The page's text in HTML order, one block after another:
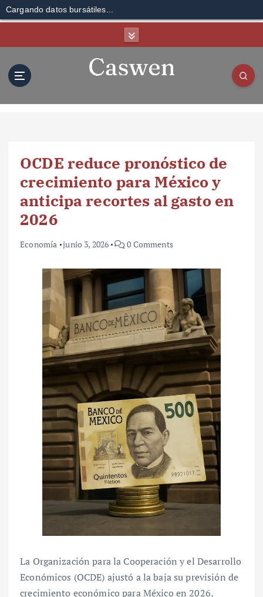
Cargando datos bursátiles...
OCDE reduce pronóstico de
crecimiento para México y
anticipa recortes al gasto en
2026
Economía junio 3, 2026 0 Comments
La Organización para la Cooperación y el Desarrollo
Económicos (OCDE) ajustó a la baja su previsión de
crecimiento económico para México en 2026,